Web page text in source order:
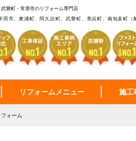
豊町・常滑市のリフォーム専門店
市、東浦町、阿久比町、武豊町、美浜町、南知多町（
リフォームメニュー 施工
ォーム